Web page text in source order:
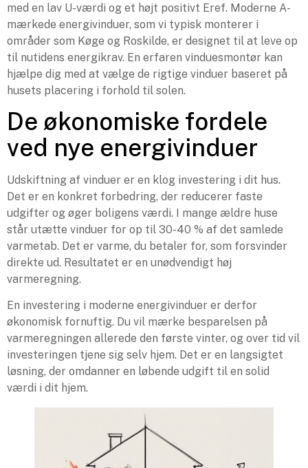
med en lav U-værdi og et højt positivt Eref. Moderne A-
mærkede energivinduer, som vi typisk monterer i
områder som Køge og Roskilde, er designet til at leve op
til nutidens energikrav. En erfaren vinduesmontør kan
hjælpe dig med at vælge de rigtige vinduer baseret på
husets placering i forhold til solen.
De økonomiske fordele
ved nye energivinduer
Udskiftning af vinduer er en klog investering i dit hus.
Det er en konkret forbedring, der reducerer faste
udgifter og øger boligens værdi. I mange ældre huse
står utætte vinduer for op til 30-40 % af det samlede
varmetab. Det er varme, du betaler for, som forsvinder
direkte ud. Resultatet er en unødvendigt høj
varmeregning.
En investering i moderne energivinduer er derfor
økonomisk fornuftig. Du vil mærke besparelsen på
varmeregningen allerede den første vinter, og over tid vil
investeringen tjene sig selv hjem. Det er en langsigtet
løsning, der omdanner en løbende udgift til en solid
værdi i dit hjem.